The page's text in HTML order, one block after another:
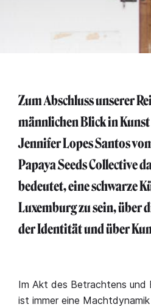
Zum Abschluss unserer
männlichen Blick in
Jennifer Lopes Santos
Papaya Seeds Collective
bedeutet, eine schwarze
Luxemburg zu sein, über
der Identität und über
Im Akt des Betrachtens und
ist immer eine